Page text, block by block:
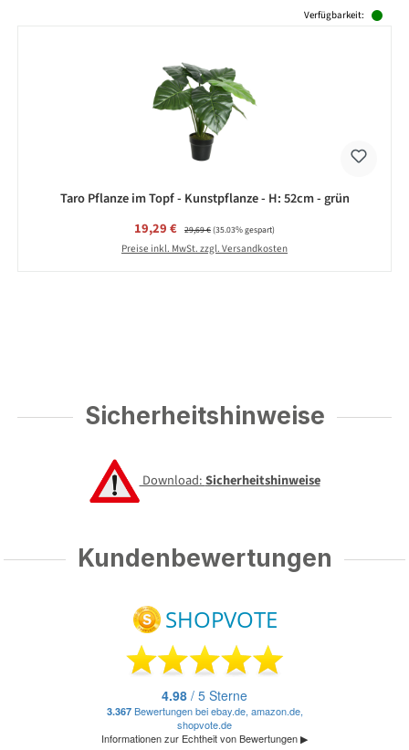
Verfügbarkeit:
Taro Pflanze im Topf - Kunstpflanze - H: 52cm - grün
Verkaufspreis:
19,29 € Regulärer Preis:
29,69 €(35.03% gespart)
Preise inkl. MwSt. zzgl. Versandkosten
Sicherheitshinweise
Download:Sicherheitshinweise
Kundenbewertungen